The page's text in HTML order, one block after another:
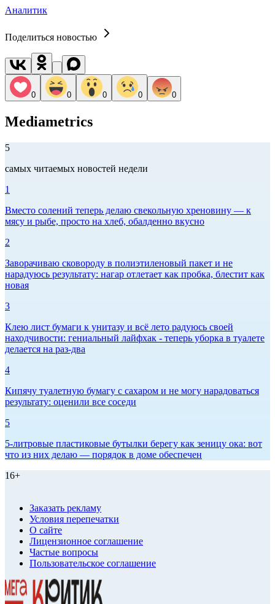
Аналитик
Поделиться новостью
0 0 0 0 0
Mediametrics
5
самых читаемых новостей недели
1
Вместо солений теперь делаю свекольную хреновину — к
мясу и рыбе, просто на хлеб, обалденно вкусно
2
Заворачиваю сковороду в полиэтиленовый пакет и не
нарадуюсь результату: нагар отлетает как пробка, блестит как
новая
3
Клею лист бумаги к унитазу и всё лето радуюсь своей
находчивости: гениальный лайфхак - теперь уборка в туалете
делается на раз-два
4
Кипячу туалетную бумагу с сахаром и не могу нарадоваться
результату: оценили все соседи
5
5-литровые пластиковые бутылки берегу как зеницу ока: вот
что из них делаю — порядок в доме обеспечен
16+
Заказать рекламу
Условия перепечатки
О сайте
Лицензионное соглашение
Частые вопросы
Пользовательское соглашение